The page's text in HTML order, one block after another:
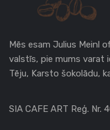
Mēs esam Julius Meinl
valstīs, pie mums varat
Tēju, Karsto šokolādu,
SIA CAFE ART Reģ. Nr.